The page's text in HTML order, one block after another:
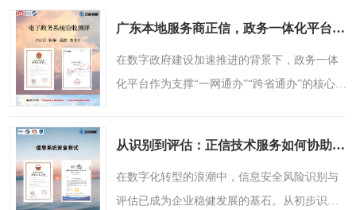
的关键手段，其方法..
广东本地服务商正信，政务一体化平台测评的实战经验分享
在数字政府建设加速推进的背景下，政务一体
化平台作为支撑“一网通办”“跨省通办”的核心载
台上线前的验..
从识别到评估：正信技术服务如何协助企业完成信息安全风险识别与评估
在数字化转型的浪潮中，信息安全风险识别与
评估已成为企业稳健发展的基石。从初步识别